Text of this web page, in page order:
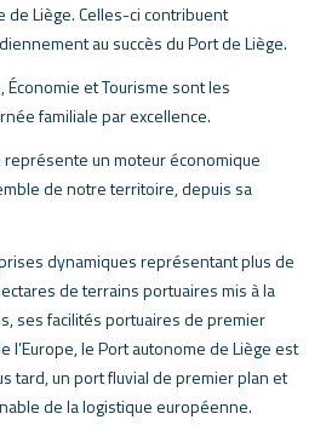
de Liège. Celles-ci contribuent
au succès du Port de Liège.
et Tourisme sont les
familiale par excellence.
représente un moteur économique
de notre territoire, depuis sa
dynamiques représentant plus de
de terrains portuaires mis à la
ses facilités portuaires de premier
l’Europe, le Port autonome de Liège est
tard, un port fluvial de premier plan et
de la logistique européenne.